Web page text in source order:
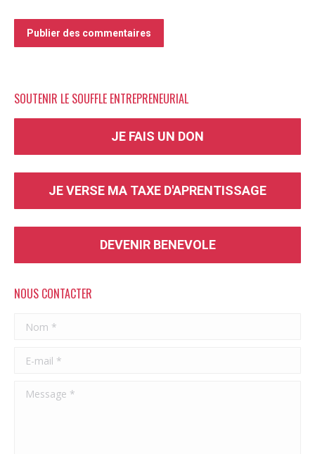
Publier des commentaires
SOUTENIR LE SOUFFLE ENTREPRENEURIAL
JE FAIS UN DON
JE VERSE MA TAXE D'APRENTISSAGE
DEVENIR BENEVOLE
NOUS CONTACTER
Nom *
E-mail *
Message *